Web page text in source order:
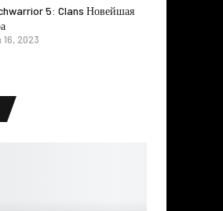
5: Clans Новейшая
16, 2023